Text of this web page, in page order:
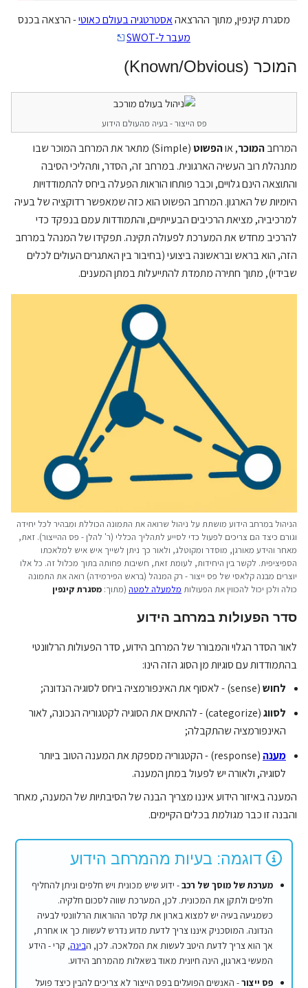
מסגרת קינפין, מתוך ההרצאהאסטרטגיה בעולם כאוטי- הרצאה בכנס
מעבר ל-SWOT
המוכר (Known/Obvious)
פס הייצור - בעיה מהעולם הידוע
המרחבהמוכר, אוהפשוט
(Simple) מתאר את המרחב המוכר שבו
מתנהלת רוב העשיה הארגונית. במרחב זה, הסדר, ותהליכי הסיבה
והתוצאה הינם גלויים, וכבר פותחו הוראות הפעלה ביחס להתמודדויות
היומיות של הארגון. המרחב הפשוט הוא כזה שמאפשר רדוקציה של בעיה
למרכיביה, מציאת הרכיבים הבעייתיים, והתמודדות עמם בנפקד כדי
להרכיב מחדש את המערכת לפעולה תקינה. תפקידו של המנהל במרחב
הזה, הוא בראש ובראשונה ביצועי (בחיבור בין האתגרים העולים לכלים
שבידיו), מתוך חתירה מתמדת להתייעלות במתן המענים.
הניהול במרחב הידוע מושתת על ניהול שרואה את התמונה הכוללת ומבהיר לכל יחידה
וגורם כיצד הם צריכים לפעול כדי לסייע לתהליך הכללי (ר' להלן - פס ההייצור). זאת,
מאחר והידע מאורגן, מוסדר ומקוטלג, ולאור כך ניתן לשייך איש איש למלאכתו
הספיציפית. לקשר בין היחידות, לעומת זאת, חשיבות פחותה בתוך מכלול זה. כל אלו
יוצרים מבנה קלאסי של פס ייצור - רק המנהל (בראש הפירמידה) רואה את התמונה
כולה ולכן יכול להכווין את הפעולות מלמעלה למטה (מתוך: מסגרת קינפין
סדר הפעולות במרחב הידוע
לאור הסדר הגלוי והמבורר של המרחב הידוע, סדר הפעולות הרלוונטי
בהתמודדות עם סוגיות מן הסוג הזה הינו:
לחוש(sense) - לאסוף את האינפורמציה ביחס לסוגיה הנדונה;
לסווג
(categorize) - להתאים את הסוגיה לקטגוריה הנכונה, לאור
האינפורמציה שהתקבלה;
מענה
(response) - הקטגוריה מספקת את המענה הטוב ביותר
לסוגיה, ולאורה יש לפעול במתן המענה.
המענה באיזור הידוע איננו מצריך הבנה של הסיבתיות של המענה, מאחר
והבנה זו כבר מגולמת בכלים הקיימים.
דוגמה: בעיות מהמרחב הידוע
מערכת של מוסך של רכב- ידוע שיש מכונית ויש חלפים וניתן להחליף
חלפים ולתקן את המכונית. לכן, המערכת שווה לסכום חלקיה.
כשמגיעה בעיה יש למצוא בארון את קלסר ההוראות הרלוונטי לבעיה
הנדונה. המוסכניק איננו צריך לדעת מדוע נדרש לעשות כך או אחרת,
אך הוא צריך לדעת היטב לעשות את המלאכה. לכן, הבינה, קרי - הידע
המעשי בארגון, הינה חיונית מאוד בשאלות מהמרחב הידוע.
פס ייצור- האנשים הפועלים בפס הייצור לא צריכים להבין כיצד פועל